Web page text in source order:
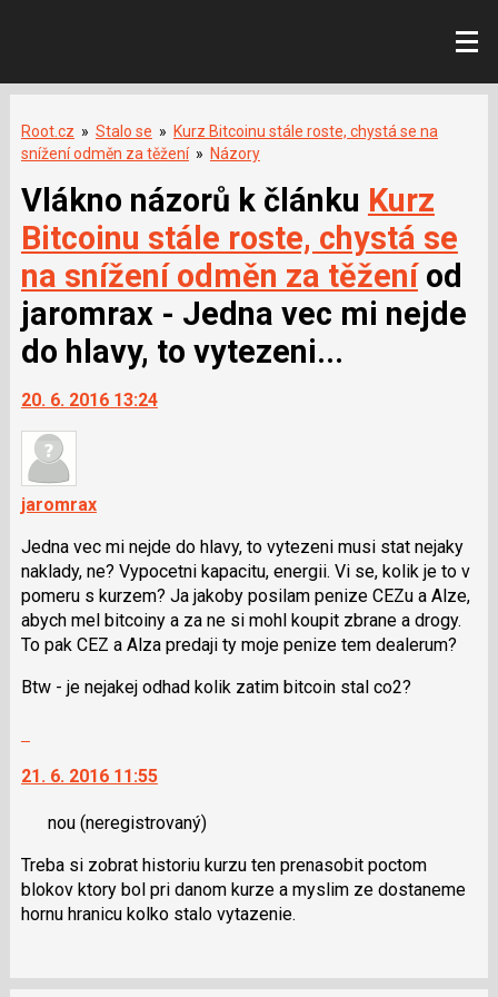
Root.cz » Stalo se » Kurz Bitcoinu stále roste, chystá se na
snížení odměn za těžení » Názory
Vlákno názorů k článku Kurz
Bitcoinu stále roste, chystá se
na snížení odměn za těženíod
jaromrax - Jedna vec mi nejde
do hlavy, to vytezeni...
20. 6. 2016 13:24
jaromrax
Jedna vec mi nejde do hlavy, to vytezeni musi stat nejaky
naklady, ne? Vypocetni kapacitu, energii. Vi se, kolik je to v
pomeru s kurzem? Ja jakoby posilam penize CEZu a Alze,
abych mel bitcoiny a za ne si mohl koupit zbrane a drogy.
To pak CEZ a Alza predaji ty moje penize tem dealerum?
Btw - je nejakej odhad kolik zatim bitcoin stal co2?
další
názor.
navigaci
lze
použít
klávesy
21. 6. 2016 11:55
nou (neregistrovaný)
Treba si zobrat historiu kurzu ten prenasobit poctom
blokov ktory bol pri danom kurze a myslim ze dostaneme
hornu hranicu kolko stalo vytazenie.